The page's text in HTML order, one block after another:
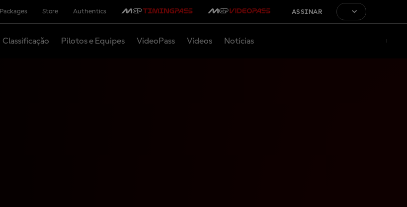
Packages Store Authentics ASSINAR
Classificação Pilotos e Equipes VideoPass Vídeos Notícias